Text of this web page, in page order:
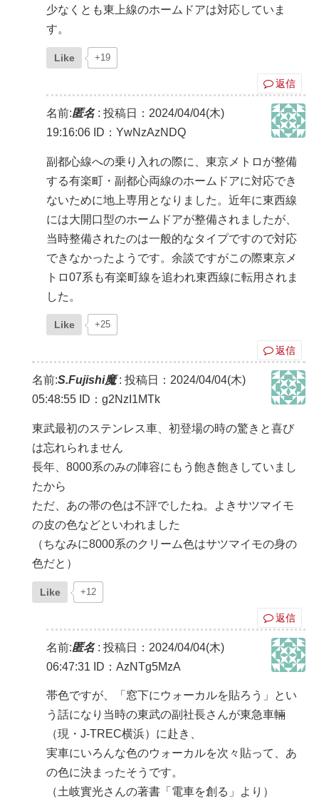
少なくとも東上線のホームドアは対応していま
す。
Like +19
返信
名前:匿名: 投稿日：2024/04/04(木)
19:16:06 ID：YwNzAzNDQ
副都心線への乗り入れの際に、東京メトロが整備
する有楽町・副都心両線のホームドアに対応でき
ないために地上専用となりました。近年に東西線
には大開口型のホームドアが整備されましたが、
当時整備されたのは一般的なタイプですので対応
できなかったようです。余談ですがこの際東京メ
トロ07系も有楽町線を追われ東西線に転用されま
した。
Like +25
返信
名前:S.Fujishi魔: 投稿日：2024/04/04(木)
05:48:55 ID：g2NzI1MTk
東武最初のステンレス車、初登場の時の驚きと喜び
は忘れられません
長年、8000系のみの陣容にもう飽き飽きしていまし
たから
ただ、あの帯の色は不評でしたね。よきサツマイモ
の皮の色などといわれました
（ちなみに8000系のクリーム色はサツマイモの身の
色だと）
Like +12
返信
名前:匿名: 投稿日：2024/04/04(木)
06:47:31
ID：AzNTg5MzA
帯色ですが、「窓下にウォーカルを貼ろう」とい
う話になり当時の東武の副社長さんが東急車輛
（現・J-TREC横浜）に赴き、
実車にいろんな色のウォーカルを次々貼って、あ
の色に決まったそうです。
（土岐實光さんの著書「電車を創る」より）